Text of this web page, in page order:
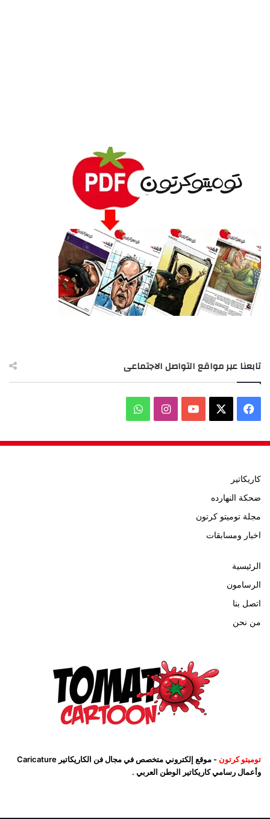
تابعنا عبر مواقع التواصل الاجتماعى
فيسبوك ‫YouTubeانستقرامواتساب
كاريكاتير
ضحكة النهارده
مجلة توميتو كرتون
اخبار ومسابقات
الرئيسية
الرسامون
اتصل بنا
من نحن
توميتو كرتون
- موقع إلكتروني متخصص في مجال فن الكاريكاتير Caricature
وأعمال رسامي كاريكاتير الوطن العربي .